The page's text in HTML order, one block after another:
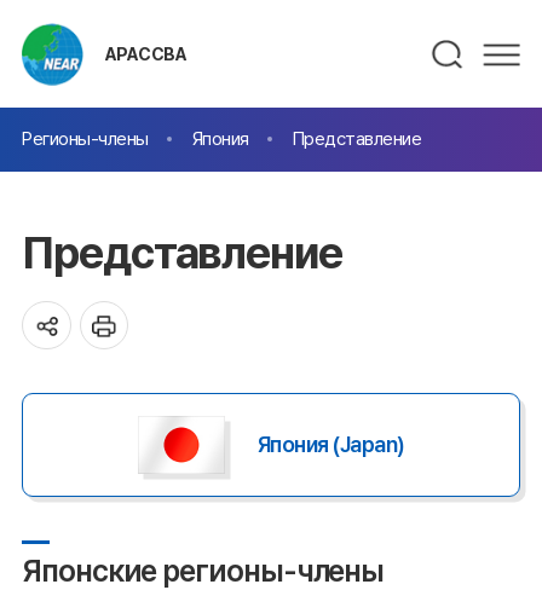
АРАССВА
Регионы-члены Япония Представление
Представление
Япония (Japan)
Японские регионы-члены